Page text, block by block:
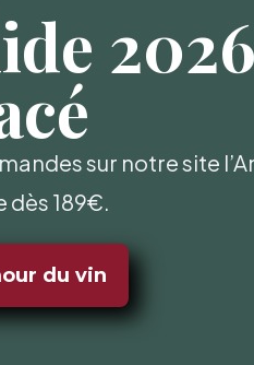
sur notre site
dès 189€.
du vin